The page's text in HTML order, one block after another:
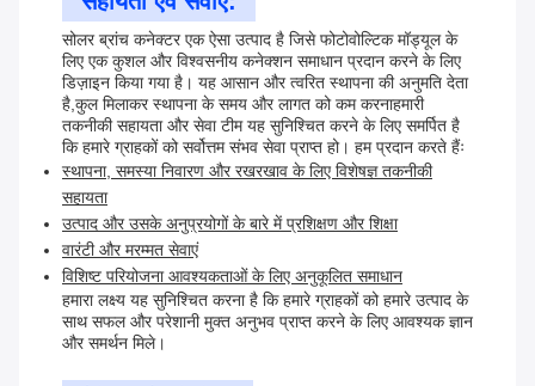
सोलर ब्रांच कनेक्टर एक ऐसा उत्पाद है जिसे फोटोवोल्टिक मॉड्यूल के
लिए एक कुशल और विश्वसनीय कनेक्शन समाधान प्रदान करने के लिए
डिज़ाइन किया गया है। यह आसान और त्वरित स्थापना की अनुमति देता
है,कुल मिलाकर स्थापना के समय और लागत को कम करनाहमारी
तकनीकी सहायता और सेवा टीम यह सुनिश्चित करने के लिए समर्पित है
कि हमारे ग्राहकों को सर्वोत्तम संभव सेवा प्राप्त हो। हम प्रदान करते हैंः
स्थापना, समस्या निवारण और रखरखाव के लिए विशेषज्ञ तकनीकी
सहायता
उत्पाद और उसके अनुप्रयोगों के बारे में प्रशिक्षण और शिक्षा
वारंटी और मरम्मत सेवाएं
विशिष्ट परियोजना आवश्यकताओं के लिए अनुकूलित समाधान
हमारा लक्ष्य यह सुनिश्चित करना है कि हमारे ग्राहकों को हमारे उत्पाद के
साथ सफल और परेशानी मुक्त अनुभव प्राप्त करने के लिए आवश्यक ज्ञान
और समर्थन मिले।